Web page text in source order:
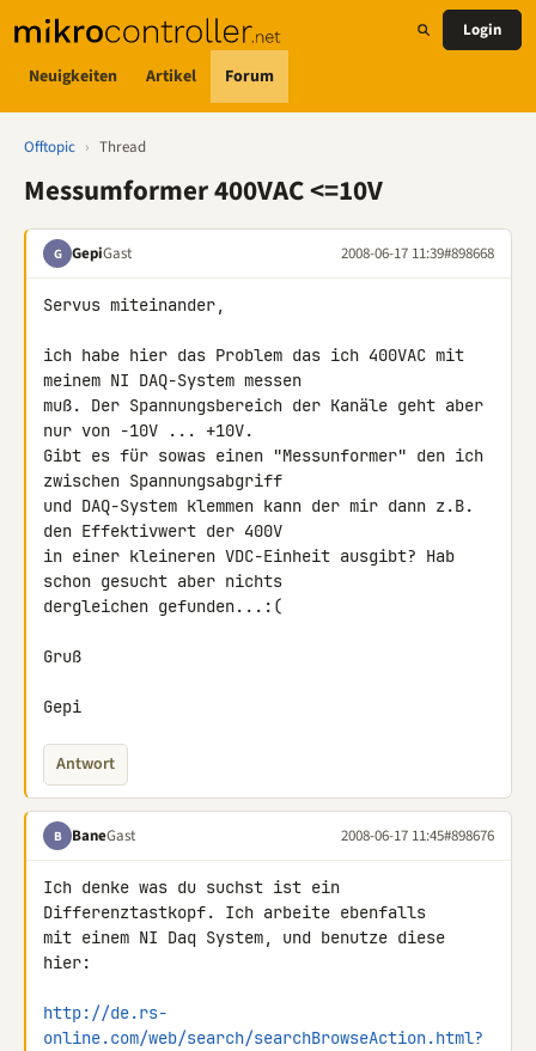
Neuigkeiten Artikel Forum
Login
Offtopic › Thread
Messumformer 400VAC <=10V
G GepiGast 2008-06-17 11:39#898668
Servus miteinander,
ich habe hier das Problem das ich 400VAC mit
meinem NI DAQ-System messen
muß. Der Spannungsbereich der Kanäle geht aber
nur von -10V ... +10V.
Gibt es für sowas einen "Messunformer" den ich
zwischen Spannungsabgriff
und DAQ-System klemmen kann der mir dann z.B.
den Effektivwert der 400V
in einer kleineren VDC-Einheit ausgibt? Hab
schon gesucht aber nichts
dergleichen gefunden...:(
Gruß
Gepi
Antwort
B BaneGast 2008-06-17 11:45#898676
Ich denke was du suchst ist ein
Differenztastkopf. Ich arbeite ebenfalls
mit einem NI Daq System, und benutze diese
hier:
http://de.rs-
online.com/web/search/searchBrowseAction.html?